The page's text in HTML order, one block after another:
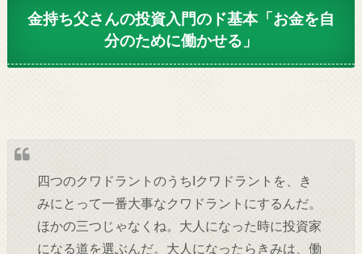
金持ち父さんの投資入門のド基本「お金を自
分のために働かせる」
四つのクワドラントのうちIクワドラントを、き
みにとって一番大事なクワドラントにするんだ。
ほかの三つじゃなくね。大人になった時に投資家
になる道を選ぶんだ。大人になったらきみは、働